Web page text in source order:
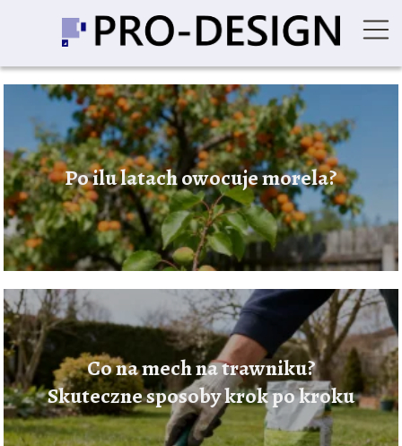
Po ilu latach owocuje morela?
Co na mech na trawniku?
Skuteczne sposoby krok po kroku